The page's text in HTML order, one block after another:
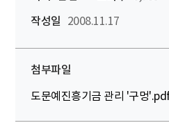
작성일
2008.11.17
첨부파일
도문예진흥기금 관리 '구멍'.pdf